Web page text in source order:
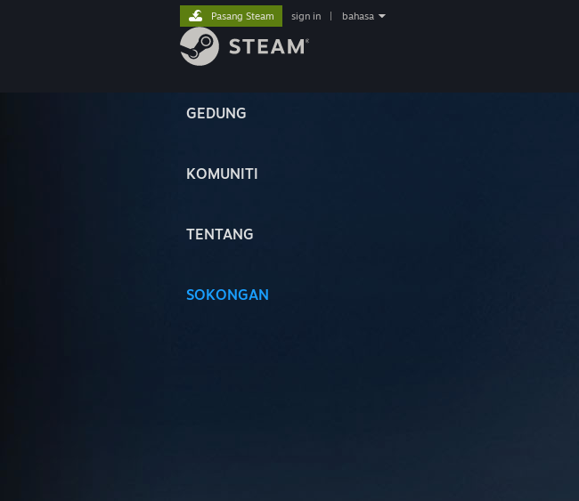
GEDUNG
KOMUNITI
TENTANG
SOKONGAN
Pasang Steam sign in bahasa